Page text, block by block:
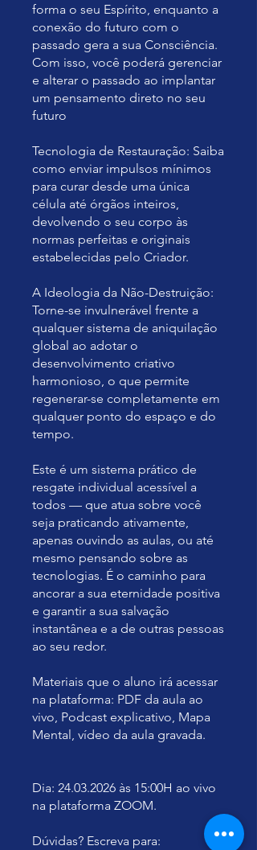
forma o seu Espírito, enquanto a
conexão do futuro com o
passado gera a sua Consciência.
Com isso, você poderá gerenciar
e alterar o passado ao implantar
um pensamento direto no seu
futuro
Tecnologia de Restauração: Saiba
como enviar impulsos mínimos
para curar desde uma única
célula até órgãos inteiros,
devolvendo o seu corpo às
normas perfeitas e originais
estabelecidas pelo Criador.
A Ideologia da Não-Destruição:
Torne-se invulnerável frente a
qualquer sistema de aniquilação
global ao adotar o
desenvolvimento criativo
harmonioso, o que permite
regenerar-se completamente em
qualquer ponto do espaço e do
tempo.
Este é um sistema prático de
resgate individual acessível a
todos — que atua sobre você
seja praticando ativamente,
apenas ouvindo as aulas, ou até
mesmo pensando sobre as
tecnologias. É o caminho para
ancorar a sua eternidade positiva
e garantir a sua salvação
instantânea e a de outras pessoas
ao seu redor.
Materiais que o aluno irá acessar
na plataforma: PDF da aula ao
vivo, Podcast explicativo, Mapa
Mental, vídeo da aula gravada.
Dia: 24.03.2026 às 15:00H ao vivo
na plataforma ZOOM.
Dúvidas? Escreva para: